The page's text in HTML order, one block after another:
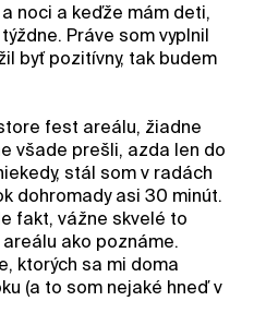
noci a keďže mám deti,
Práve som vyplnil
byť pozitívny, tak budem
fest areálu, žiadne
všade prešli, azda len do
stál som v radách
dohromady asi 30 minút.
fakt, vážne skvelé to
ako poznáme.
ktorých sa mi doma
(a to som nejaké hneď v